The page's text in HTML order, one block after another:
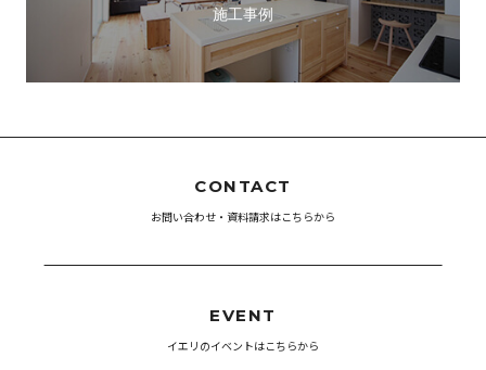
施工事例
CONTACT
お問い合わせ・資料請求はこちらから
EVENT
イエリのイベントはこちらから